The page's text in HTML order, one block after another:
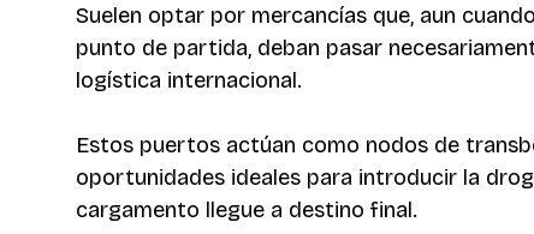
Suelen optar por mercancías que, aun
punto de partida, deban pasar
logística internacional.
Estos puertos actúan como nodos de
oportunidades ideales para introducir la
cargamento llegue a destino final.